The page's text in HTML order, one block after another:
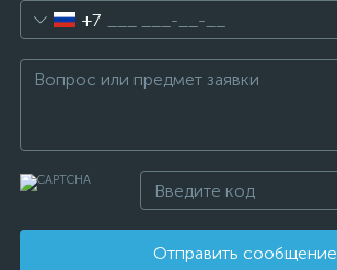
+7
Отправить сообщение